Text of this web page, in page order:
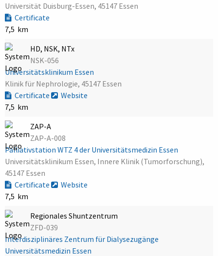
Universität Duisburg-Essen, 45147 Essen
Certificate
7,5 km
HD, NSK, NTx
NSK-056
Universitätsklinikum Essen
Klinik für Nephrologie, 45147 Essen
Certificate
Website
7,5 km
ZAP-A
ZAP-A-008
Palliativstation WTZ 4 der Universitätsmedizin Essen
Universitätsklinikum Essen, Innere Klinik (Tumorforschung),
45147 Essen
Certificate
Website
7,5 km
Regionales Shuntzentrum
ZFD-039
Interdisziplinäres Zentrum für Dialysezugänge
Universitätsmedizin Essen